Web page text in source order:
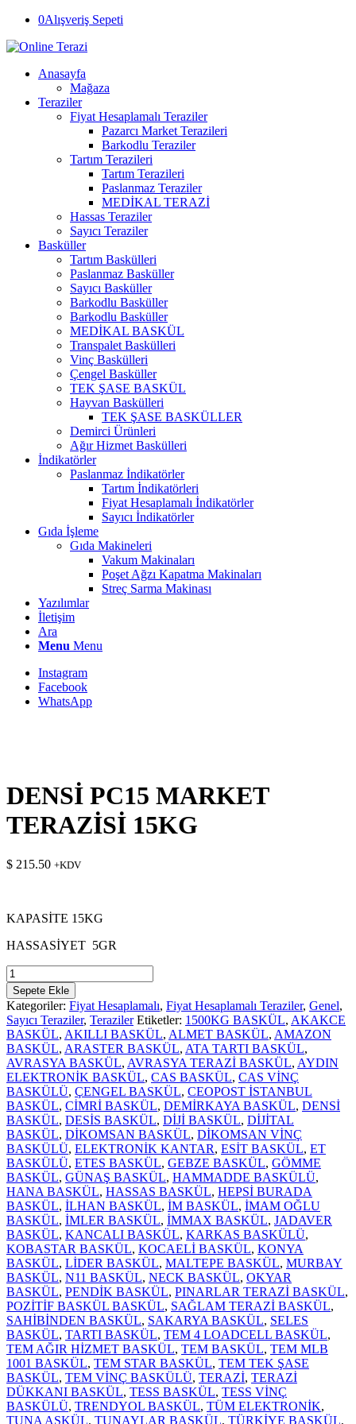
0Alışveriş Sepeti
Anasayfa
Mağaza
Teraziler
Fiyat Hesaplamalı Teraziler
Pazarcı Market Terazileri
Barkodlu Teraziler
Tartım Terazileri
Tartım Terazileri
Paslanmaz Teraziler
MEDİKAL TERAZİ
Hassas Teraziler
Sayıcı Teraziler
Basküller
Tartım Baskülleri
Paslanmaz Basküller
Sayıcı Basküller
Barkodlu Basküller
Barkodlu Basküller
MEDİKAL BASKÜL
Transpalet Baskülleri
Vinç Baskülleri
Çengel Basküller
TEK ŞASE BASKÜL
Hayvan Baskülleri
TEK ŞASE BASKÜLLER
Demirci Ürünleri
Ağır Hizmet Baskülleri
İndikatörler
Paslanmaz İndikatörler
Tartım İndikatörleri
Fiyat Hesaplamalı İndikatörler
Sayıcı İndikatörler
Gıda İşleme
Gıda Makineleri
Vakum Makinaları
Poşet Ağzı Kapatma Makinaları
Streç Sarma Makinası
Yazılımlar
İletişim
Ara
Menu Menu
Instagram
Facebook
WhatsApp
DENSİ PC15 MARKET
TERAZİSİ 15KG
$ 215.50 +KDV
KAPASİTE 15KG
HASSASİYET 5GR
DENSİ
PC15
MARKET
TERAZİSİ
15KG
adet
Sepete Ekle
Kategoriler: Fiyat Hesaplamalı, Fiyat Hesaplamalı Teraziler, Genel,
Sayıcı Teraziler, Teraziler Etiketler: 1500KG BASKÜL, AKAKCE
BASKÜL, AKILLI BASKÜL, ALMET BASKÜL, AMAZON
BASKÜL, ARASTER BASKÜL, ATA TARTI BASKÜL,
AVRASYA BASKÜL, AVRASYA TERAZİ BASKÜL, AYDIN
ELEKTRONİK BASKÜL, CAS BASKÜL, CAS VİNÇ
BASKÜLÜ, ÇENGEL BASKÜL, CEOPOST İSTANBUL
BASKÜL, CİMRİ BASKÜL, DEMİRKAYA BASKÜL, DENSİ
BASKÜL, DESİS BASKÜL, DİJİ BASKÜL, DİJİTAL
BASKÜL, DİKOMSAN BASKÜL, DİKOMSAN VİNÇ
BASKÜLÜ, ELEKTRONİK KANTAR, ESİT BASKÜL, ET
BASKÜLÜ, ETES BASKÜL, GEBZE BASKÜL, GÖMME
BASKÜL, GÜNAŞ BASKÜL, HAMMADDE BASKÜLÜ,
HANA BASKÜL, HASSAS BASKÜL, HEPSİ BURADA
BASKÜL, İLHAN BASKÜL, İM BASKÜL, İMAM OĞLU
BASKÜL, İMLER BASKÜL, İMMAX BASKÜL, JADAVER
BASKÜL, KANCALI BASKÜL, KARKAS BASKÜLÜ,
KOBASTAR BASKÜL, KOCAELİ BASKÜL, KONYA
BASKÜL, LİDER BASKÜL, MALTEPE BASKÜL, MURBAY
BASKÜL, N11 BASKÜL, NECK BASKÜL, OKYAR
BASKÜL, PENDİK BASKÜL, PINARLAR TERAZİ BASKÜL,
POZİTİF BASKÜL BASKÜL, SAĞLAM TERAZİ BASKÜL,
SAHİBİNDEN BASKÜL, SAKARYA BASKÜL, SELES
BASKÜL, TARTI BASKÜL, TEM 4 LOADCELL BASKÜL,
TEM AĞIR HİZMET BASKÜL, TEM BASKÜL, TEM MLB
1001 BASKÜL, TEM STAR BASKÜL, TEM TEK ŞASE
BASKÜL, TEM VİNÇ BASKÜLÜ, TERAZİ, TERAZİ
DÜKKANI BASKÜL, TESS BASKÜL, TESS VİNÇ
BASKÜLÜ, TRENDYOL BASKÜL, TÜM ELEKTRONİK,
TUNA ASKÜL, TUNAYLAR BASKÜL, TÜRKİYE BASKÜL,